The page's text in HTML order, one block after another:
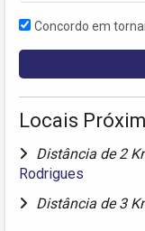
Concordo em
Locais
Distância de 2
Rodrigues
Distância de 3